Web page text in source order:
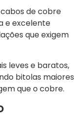
de cobre
e excelente
que exigem
leves e baratos,
bitolas maiores
que o cobre.